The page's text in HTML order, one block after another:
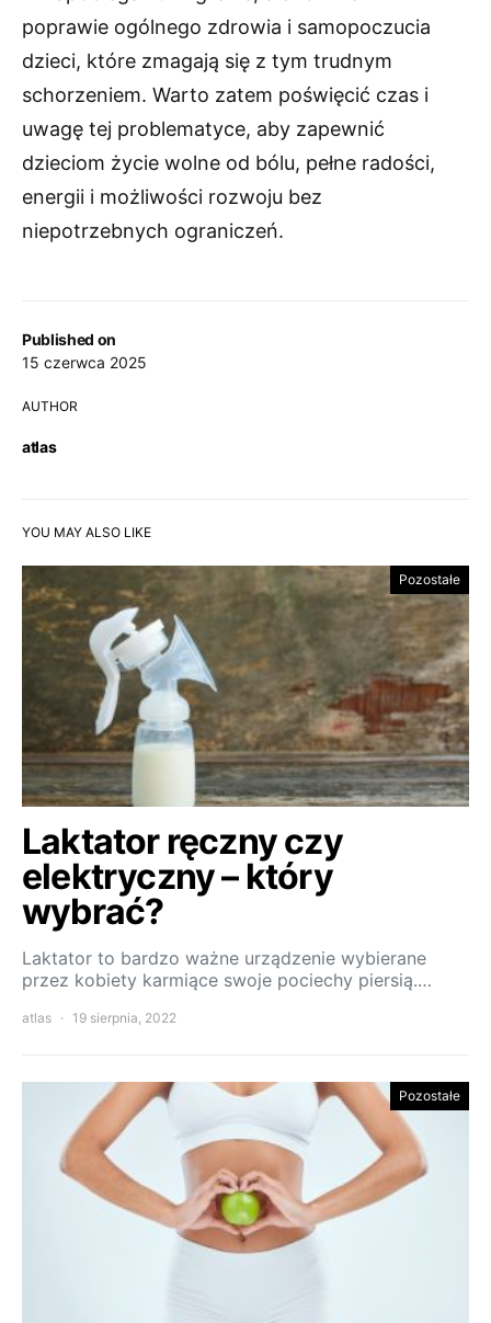
Published on
15 czerwca 2025
AUTHOR
atlas
poprawie ogólnego zdrowia i samopoczucia
dzieci, które zmagają się z tym trudnym
schorzeniem. Warto zatem poświęcić czas i
uwagę tej problematyce, aby zapewnić
dzieciom życie wolne od bólu, pełne radości,
energii i możliwości rozwoju bez
niepotrzebnych ograniczeń.
YOU MAY ALSO LIKE
Pozostałe
Laktator ręczny czy
elektryczny – który
wybrać?
Laktator to bardzo ważne urządzenie wybierane
przez kobiety karmiące swoje pociechy piersią.…
atlas 19 sierpnia, 2022
Pozostałe